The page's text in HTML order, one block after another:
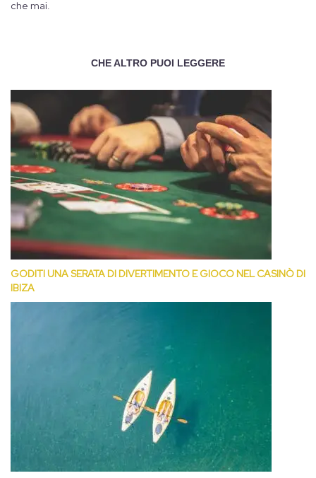
che mai.
CHE ALTRO PUOI LEGGERE
GODITI UNA SERATA DI DIVERTIMENTO E GIOCO NEL CASINÒ DI
IBIZA